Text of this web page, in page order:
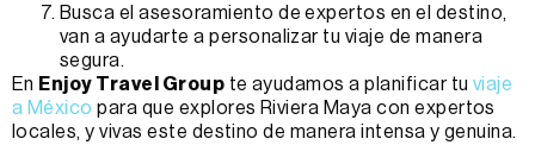
Busca el asesoramiento de expertos en el destino,
van a ayudarte a personalizar tu viaje de manera
segura.
En Enjoy Travel Group te ayudamos a planificar tuviaje
a México para que explores Riviera Maya con expertos
locales, y vivas este destino de manera intensa y genuina.